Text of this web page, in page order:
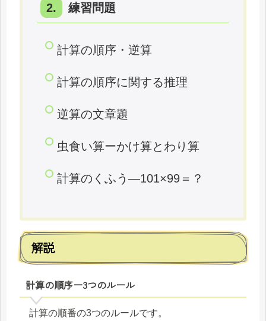
練習問題
計算の順序・逆算
計算の順序に関する推理
逆算の文章題
虫食い算ーかけ算とわり算
計算のくふう―101×99＝？
解説
計算の順序ー3つのルール
計算の順番の3つのルールです。